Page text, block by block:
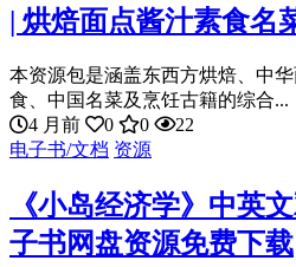
| 烘焙面点酱汁素食名
本资源包是涵盖东西方烘焙、中
食、中国名菜及烹饪古籍的综合...
4 月前
0 0
22
电子书/文档 资源
《小岛经济学》中英
子书网盘资源免费下载